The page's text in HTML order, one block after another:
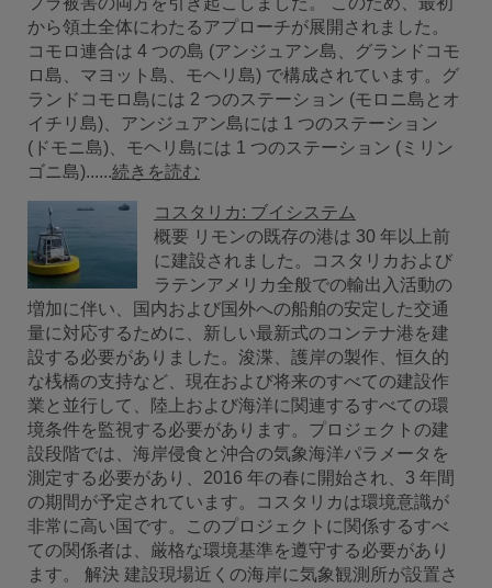
から領土全体にわたるアプローチが展開されました。
コモロ連合は 4 つの島 (アンジュアン島、グランドコモ
ロ島、マヨット島、モヘリ島) で構成されています。グ
ランドコモロ島には 2 つのステーション (モロニ島とオ
イチリ島)、アンジュアン島には 1 つのステーション
(ドモニ島)、モヘリ島には 1 つのステーション (ミリン
ゴニ島)......続きを読む
コスタリカ: ブイシステム
概要 リモンの既存の港は 30 年以上前
に建設されました。コスタリカおよび
ラテンアメリカ全般での輸出入活動の
増加に伴い、国内および国外への船舶の安定した交通
量に対応するために、新しい最新式のコンテナ港を建
設する必要がありました。浚渫、護岸の製作、恒久的
な桟橋の支持など、現在および将来のすべての建設作
業と並行して、陸上および海洋に関連するすべての環
境条件を監視する必要があります。プロジェクトの建
設段階では、海岸侵食と沖合の気象海洋パラメータを
測定する必要があり、2016 年の春に開始され、3 年間
の期間が予定されています。コスタリカは環境意識が
非常に高い国です。このプロジェクトに関係するすべ
ての関係者は、厳格な環境基準を遵守する必要があり
ます。 解決 建設現場近くの海岸に気象観測所が設置さ